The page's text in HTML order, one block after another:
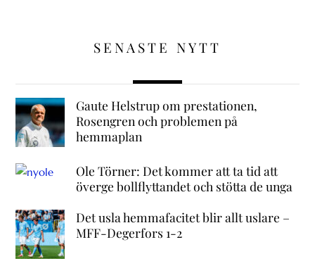
SENASTE NYTT
Gaute Helstrup om prestationen,
Rosengren och problemen på
hemmaplan
Ole Törner: Det kommer att ta tid att
överge bollflyttandet och stötta de unga
Det usla hemmafacitet blir allt uslare –
MFF-Degerfors 1-2